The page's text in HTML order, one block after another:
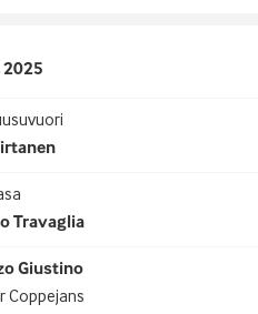
2025
Travaglia
Giustino
Coppejans